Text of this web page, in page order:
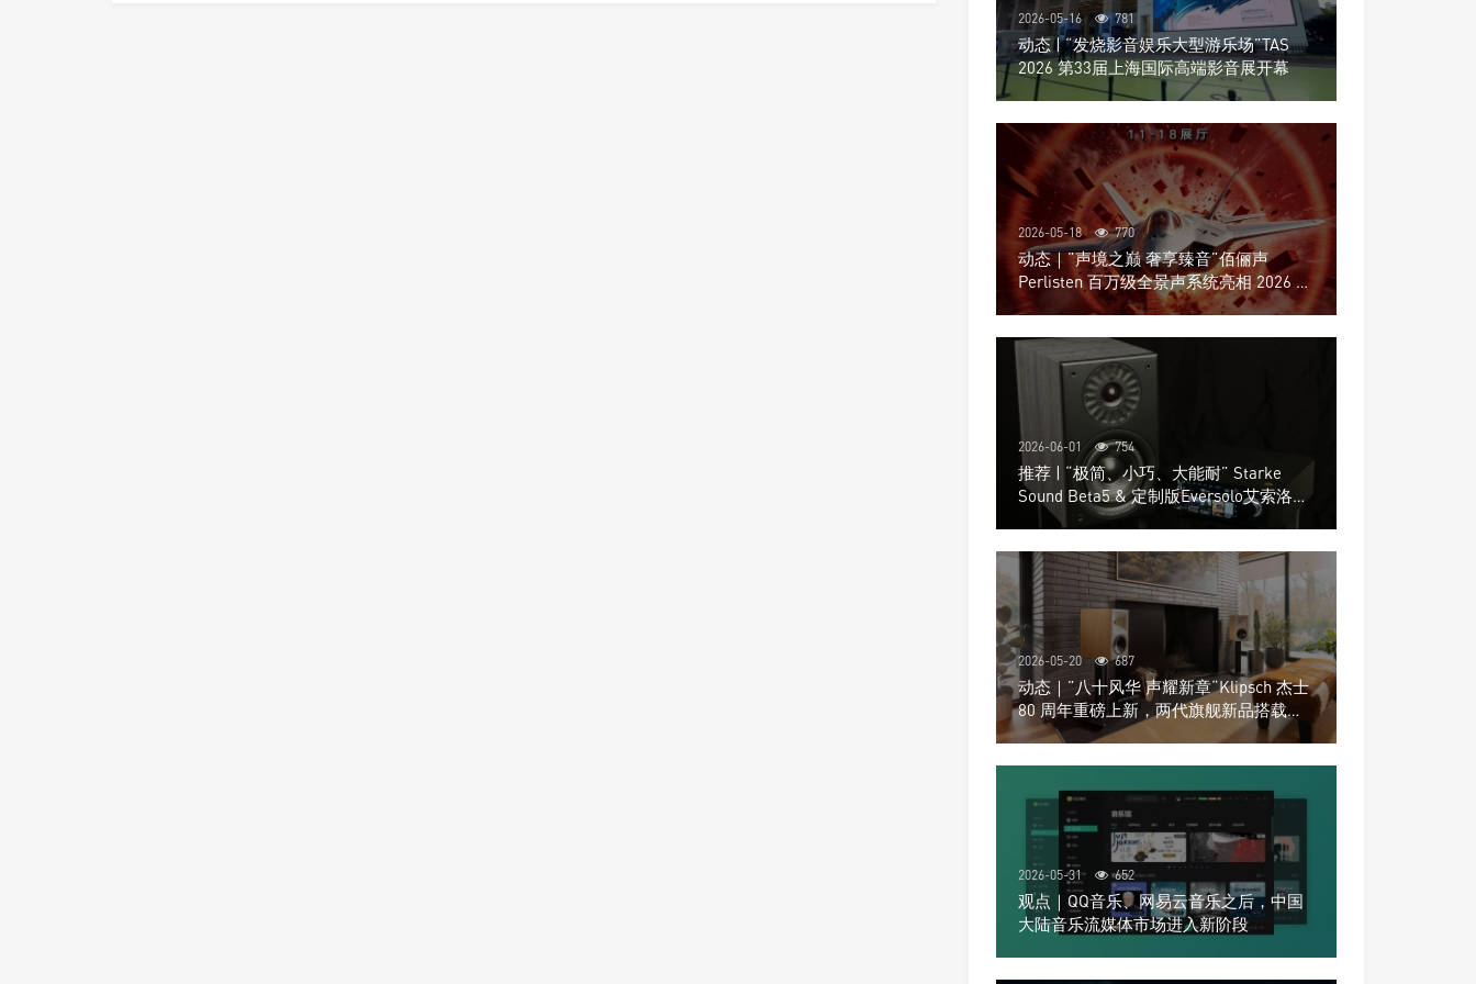
2026-05-16 781
动态 | “发烧影音娱乐大型游乐场”TAS
2026 第33届上海国际高端影音展开幕
2026-05-18 770
动态｜”声境之巅 奢享臻音”佰俪声
Perlisten 百万级全景声系统亮相 2026 北
京国际音响展
2026-06-01 754
推荐 | “极简、小巧、大能耐” Starke
Sound Beta5 & 定制版Eversolo艾索洛
Play音响组合
2026-05-20 687
动态｜”八十风华 声耀新章“Klipsch 杰士
80 周年重磅上新，两代旗舰新品搭载硬
核配置音质再升级
2026-05-31 652
观点｜QQ音乐、网易云音乐之后，中国
大陆音乐流媒体市场进入新阶段